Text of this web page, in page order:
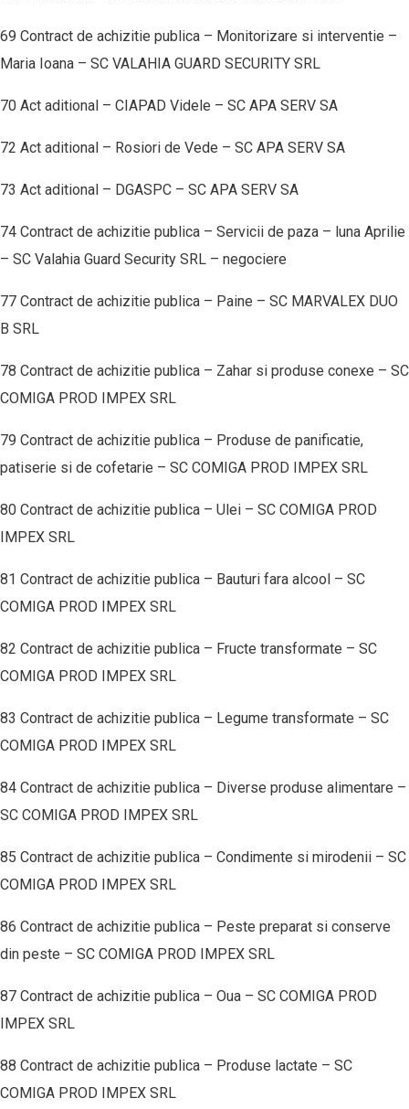
69 Contract de achizitie publica – Monitorizare si interventie –
Maria Ioana – SC VALAHIA GUARD SECURITY SRL
70 Act aditional – CIAPAD Videle – SC APA SERV SA
72 Act aditional – Rosiori de Vede – SC APA SERV SA
73 Act aditional – DGASPC – SC APA SERV SA
74 Contract de achizitie publica – Servicii de paza – luna Aprilie
– SC Valahia Guard Security SRL – negociere
77 Contract de achizitie publica – Paine – SC MARVALEX DUO
B SRL
78 Contract de achizitie publica – Zahar si produse conexe – SC
COMIGA PROD IMPEX SRL
79 Contract de achizitie publica – Produse de panificatie,
patiserie si de cofetarie – SC COMIGA PROD IMPEX SRL
80 Contract de achizitie publica – Ulei – SC COMIGA PROD
IMPEX SRL
81 Contract de achizitie publica – Bauturi fara alcool – SC
COMIGA PROD IMPEX SRL
82 Contract de achizitie publica – Fructe transformate – SC
COMIGA PROD IMPEX SRL
83 Contract de achizitie publica – Legume transformate – SC
COMIGA PROD IMPEX SRL
84 Contract de achizitie publica – Diverse produse alimentare –
SC COMIGA PROD IMPEX SRL
85 Contract de achizitie publica – Condimente si mirodenii – SC
COMIGA PROD IMPEX SRL
86 Contract de achizitie publica – Peste preparat si conserve
din peste – SC COMIGA PROD IMPEX SRL
87 Contract de achizitie publica – Oua – SC COMIGA PROD
IMPEX SRL
88 Contract de achizitie publica – Produse lactate – SC
COMIGA PROD IMPEX SRL